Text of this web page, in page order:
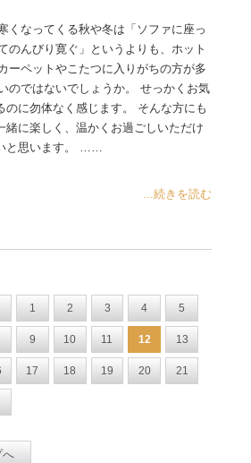
くなってくる秋や冬は「ソファに座っ
のんびり寛ぐ」というよりも、ホット
ーペットやこたつに入りがちの方が多
のではないでしょうか。 せっかくお気
のに勿体なく感じます。 そんな方にも
緒に楽しく、温かくお過ごしいただけ
と思います。 ……
...続きを読む
1 2 3 4 5
9 10 11 12 13
17 18 19 20 21
へ